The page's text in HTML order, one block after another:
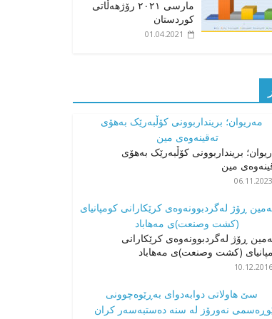
مارسی ٢٠٢١ رۆژهەڵاتی
کوردستان
01.04.2021
برینداربوونی کۆڵبەرێک بەهۆی
مین
06.11.2023
ڕۆژ لەگردبوونەوەی کرێکارانی
(کشت وصنعت)ی مەهاباد
10.12.2016